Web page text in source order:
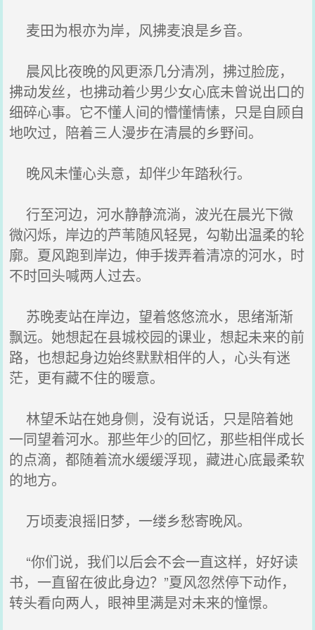
麦田为根亦为岸，风拂麦浪是乡音。
晨风比夜晚的风更添几分清冽，拂过脸庞，
拂动发丝，也拂动着少男少女心底未曾说出口的
细碎心事。它不懂人间的懵懂情愫，只是自顾自
地吹过，陪着三人漫步在清晨的乡野间。
晚风未懂心头意，却伴少年踏秋行。
行至河边，河水静静流淌，波光在晨光下微
微闪烁，岸边的芦苇随风轻晃，勾勒出温柔的轮
廓。夏风跑到岸边，伸手拨弄着清凉的河水，时
不时回头喊两人过去。
苏晚麦站在岸边，望着悠悠流水，思绪渐渐
飘远。她想起在县城校园的课业，想起未来的前
路，也想起身边始终默默相伴的人，心头有迷
茫，更有藏不住的暖意。
林望禾站在她身侧，没有说话，只是陪着她
一同望着河水。那些年少的回忆，那些相伴成长
的点滴，都随着流水缓缓浮现，藏进心底最柔软
的地方。
万顷麦浪摇旧梦，一缕乡愁寄晚风。
“你们说，我们以后会不会一直这样，好好读
书，一直留在彼此身边？”夏风忽然停下动作，
转头看向两人，眼神里满是对未来的憧憬。